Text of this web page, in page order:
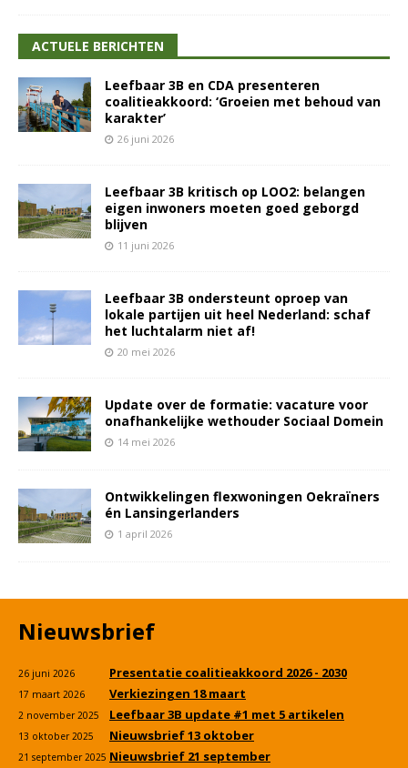
ACTUELE BERICHTEN
Leefbaar 3B en CDA presenteren
coalitieakkoord: ‘Groeien met behoud van
karakter’
26 juni 2026
Leefbaar 3B kritisch op LOO2: belangen
eigen inwoners moeten goed geborgd
blijven
11 juni 2026
Leefbaar 3B ondersteunt oproep van
lokale partijen uit heel Nederland: schaf
het luchtalarm niet af!
20 mei 2026
Update over de formatie: vacature voor
onafhankelijke wethouder Sociaal Domein
14 mei 2026
Ontwikkelingen flexwoningen Oekraïners
én Lansingerlanders
1 april 2026
Nieuwsbrief
26 juni 2026 Presentatie coalitieakkoord 2026 - 2030
17 maart 2026 Verkiezingen 18 maart
2 november 2025 Leefbaar 3B update #1 met 5 artikelen
13 oktober 2025 Nieuwsbrief 13 oktober
21 september 2025 Nieuwsbrief 21 september